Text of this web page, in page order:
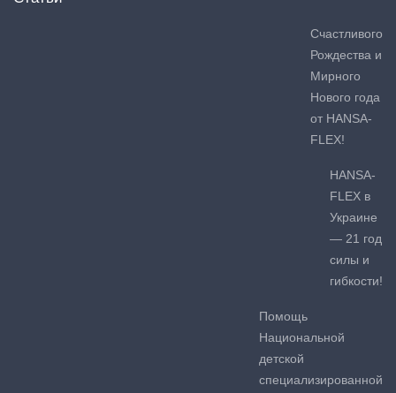
Счастливого
Рождества и
Мирного
Нового года
от HANSA-
FLEX!
HANSA-
FLEX в
Украине
— 21 год
силы и
гибкости!
Помощь
Национальной
детской
специализированной